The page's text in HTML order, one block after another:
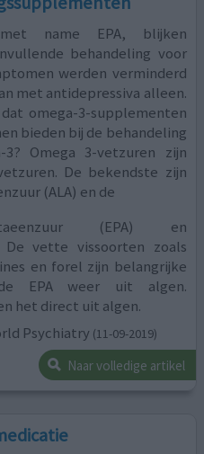
met name EPA, blijken
behandeling voor
werden verminderd
met antidepressiva alleen.
omega-3-supplementen
bieden bij de behandeling
Omega 3-vetzuren zijn
De bekendste zijn
(ALA) en de
(EPA) en
De vette vissoorten zoals
en forel zijn belangrijke
EPA weer uit algen.
het direct uit algen.
Psychiatry (11-09-2019)
Naar volledige artikel